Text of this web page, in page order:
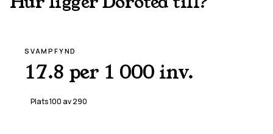
SVAMPFYND
17.8 per 1 000 inv.
Plats100 av290